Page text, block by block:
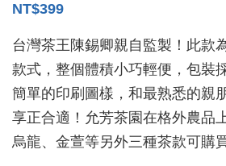
NT$399
台灣茶王陳錫卿親自監製！此款
款式，整個體積小巧輕便，包裝
簡單的印刷圖樣，和最熟悉的親
享正合適！允芳茶園在格外農品
烏龍、金萱等另外三種茶款可購